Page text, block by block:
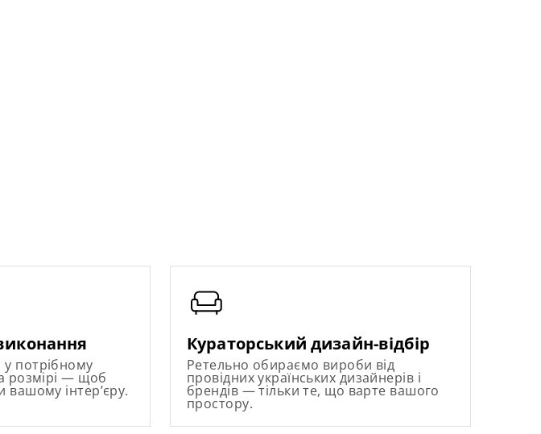
потрібному
розмірі — щоб
вашому інтер’єру.
Кураторський дизайн-відбір
Ретельно обираємо вироби від
провідних українських дизайнерів і
брендів — тільки те, що варте вашого
простору.